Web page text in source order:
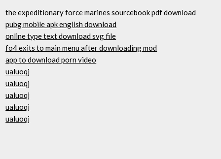
the expeditionary force marines sourcebook pdf download
pubg mobile apk english download
online type text download svg file
fo4 exits to main menu after downloading mod
app to download porn video
ualuoqj
ualuoqj
ualuoqj
ualuoqj
ualuoqj